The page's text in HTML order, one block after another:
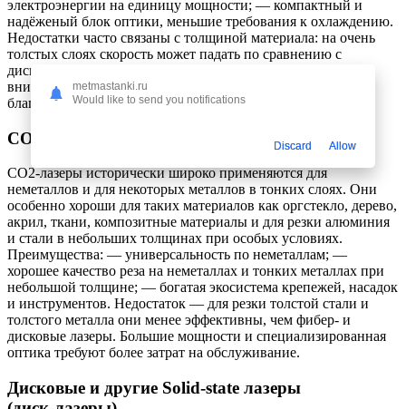
электроэнергии на единицу мощности; — компактный и
надёженый блок оптики, меньшие требования к охлаждению.
Недостатки часто связаны с толщиной материала: на очень
толстых слоях скорость может падать по сравнению с
дисковыми системами, а начальная стоимость достойна
внимания — но в долгую окупаемость обычно выше
благодаря меньшей стоимости эксплуатации.
CO2-лазеры
CO2-лазеры исторически широко применяются для
неметаллов и для некоторых металлов в тонких слоях. Они
особенно хороши для таких материалов как оргстекло, дерево,
акрил, ткани, композитные материалы и для резки алюминия
и стали в небольших толщинах при особых условиях.
Преимущества: — универсальность по неметаллам; —
хорошее качество реза на неметаллах и тонких металлах при
небольшой толщине; — богатая экосистема крепежей, насадок
и инструментов. Недостаток — для резки толстой стали и
толстого металла они менее эффективны, чем фибер- и
дисковые лазеры. Большие мощности и специализированная
оптика требуют более затрат на обслуживание.
Дисковые и другие Solid‑state лазеры
metmastanki.ru
Would like to send you notifications
Discard Allow